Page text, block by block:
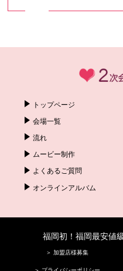
トップページ
会場一覧
流れ
ムービー制作
よくあるご質問
オンラインアルバム
福岡初！福岡最安値
＞ 加盟店様募集